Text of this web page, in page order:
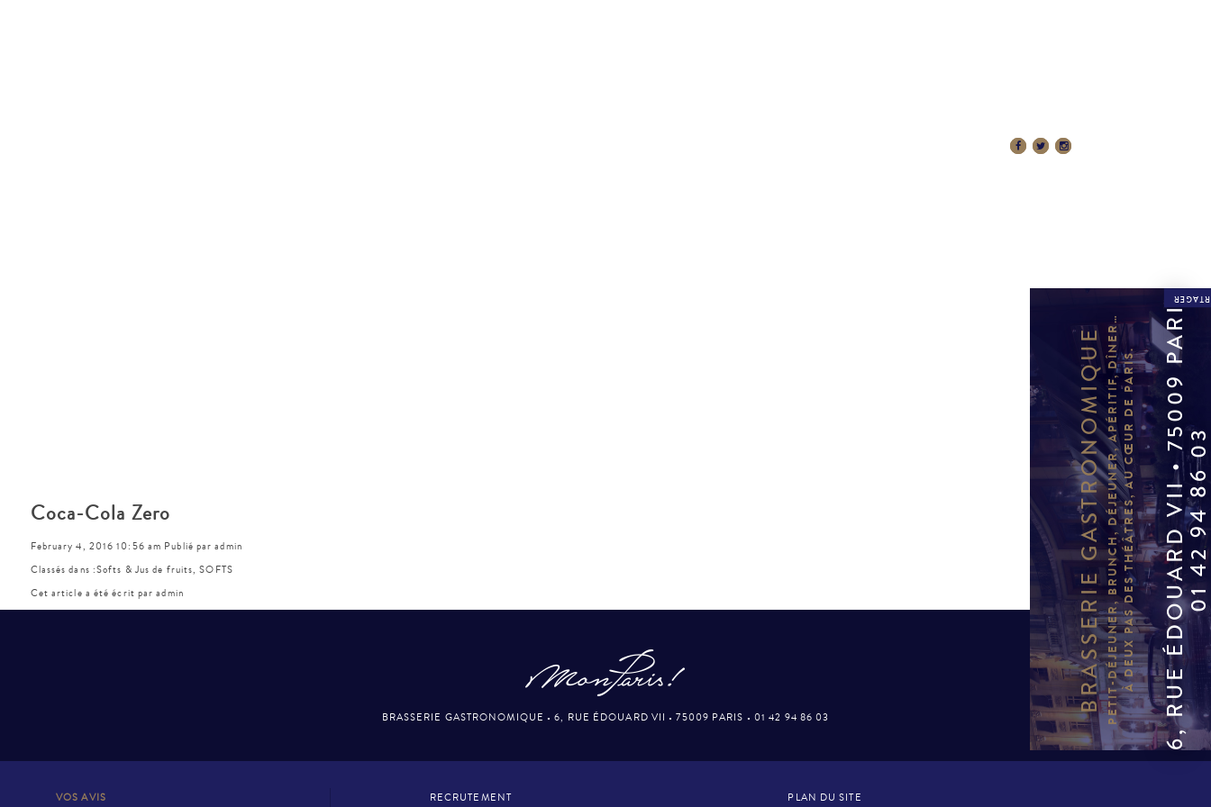
BRASSERIE GASTRONOMIQUEPETIT-DÉJEUNER, BRUNCH, DÉJEUNER, APÉRITIF, DÎNER…À DEUX PAS DES THÉÂTRES, AU CŒUR DE PARIS.6, RUE ÉDOUARD VII • 75009 PARIS
01 42
Coca-Cola Zero
February 4, 2016 10:56 am Publié paradmin
Classés dans :Softs & Jus de fruits,SOFTS
Cet article a été écrit par admin
BRASSERIE GASTRONOMIQUE • 6, RUE ÉDOUARD VII • 75009 PARIS • 01 42 94 86 03
VOS AVIS RECRUTEMENT PLAN DU SITE